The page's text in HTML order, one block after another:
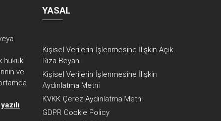
hukuki
ve
yazılı
YASAL
Kişisel Verilerin İşlenmesine İlişkin Açık
Rıza Beyanı
Kişisel Verilerin İşlenmesine İlişkin
Aydınlatma Metni
KVKK Çerez Aydınlatma Metni
GDPR Cookie Policy